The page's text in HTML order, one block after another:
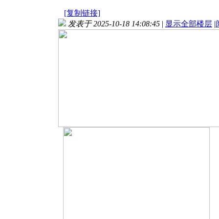
[复制链接]
发表于 2025-10-18 14:08:45 | 显示全部楼层 |